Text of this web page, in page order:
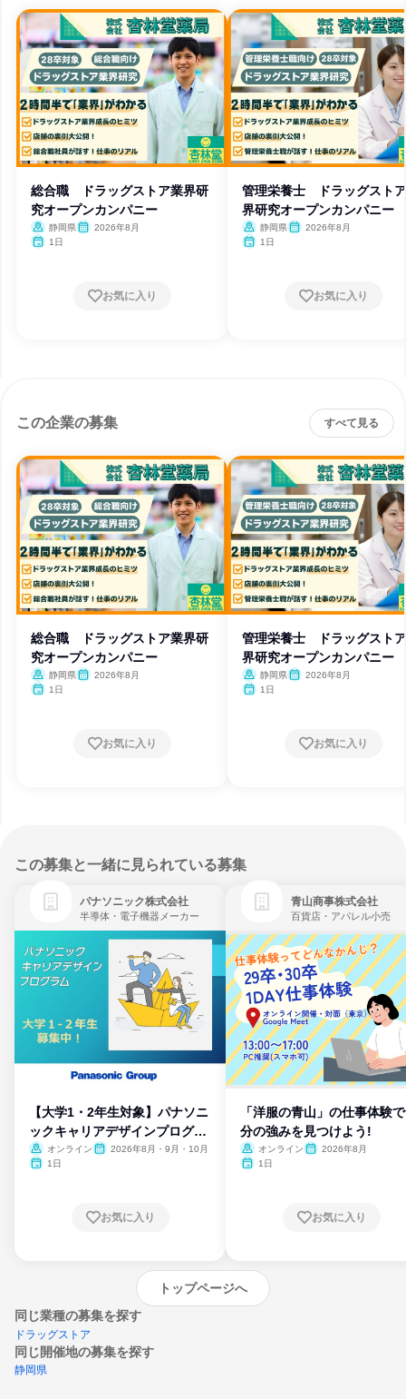
総合職 ドラッグストア業界研
究オープンカンパニー
静岡県
2026年8月
1日
お気に入り
管理栄養士 ドラッグスト
界研究オープンカンパニー
静岡県
2026年8月
1日
お気に入り
この企業の募集 すべて見る
総合職 ドラッグストア業界研
究オープンカンパニー
静岡県
2026年8月
1日
お気に入り
管理栄養士 ドラッグスト
界研究オープンカンパニー
静岡県
2026年8月
1日
お気に入り
この募集と一緒に見られている募集
パナソニック株式会社
半導体・電子機器メーカー
【大学1・2年生対象】パナソニ
ックキャリアデザインプログラ
ム
オンライン
2026年8月・9月・10月
1日
お気に入り
青山商事株式会社
百貨店・アパレル小売
「洋服の青山」の仕事体験
分の強みを見つけよう!
オンライン
2026年8月
1日
お気に入り
トップページへ
同じ業種の募集を探す
ドラッグストア
同じ開催地の募集を探す
静岡県